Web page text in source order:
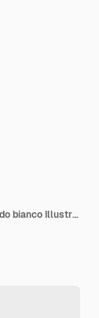
Dolce orso panda di cartone animato su sfondo bianco Illustrazione vettoriale